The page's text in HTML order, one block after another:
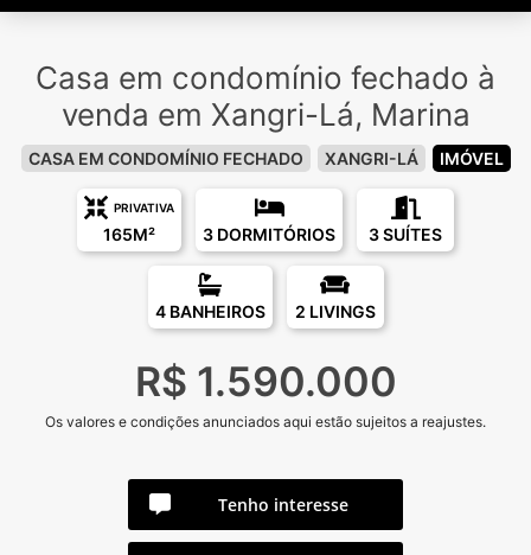
Casa em condomínio fechado à
venda em Xangri-Lá, Marina
CASA EM CONDOMÍNIO FECHADO XANGRI-LÁ IMÓVEL
PRIVATIVA
165M² 3 DORMITÓRIOS 3 SUÍTES
4 BANHEIROS 2 LIVINGS
R$ 1.590.000
Os valores e condições anunciados aqui estão sujeitos a reajustes.
Tenho interesse